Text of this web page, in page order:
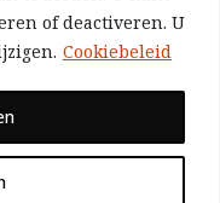
of deactiveren. U
Cookiebeleid
uitsluitend
van onze